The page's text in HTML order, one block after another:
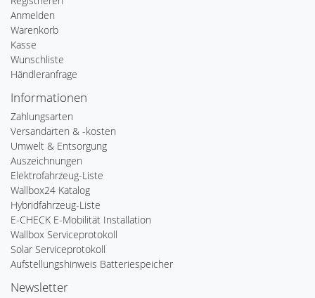
Anmelden
Warenkorb
Kasse
Wunschliste
Händleranfrage
Informationen
Zahlungsarten
Versandarten & -kosten
Umwelt & Entsorgung
Auszeichnungen
Elektrofahrzeug-Liste
Wallbox24 Katalog
Hybridfahrzeug-Liste
E-CHECK E-Mobilität Installation
Wallbox Serviceprotokoll
Solar Serviceprotokoll
Aufstellungshinweis Batteriespeicher
Newsletter